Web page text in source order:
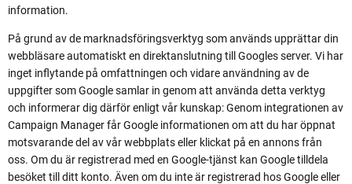
information.
På grund av de marknadsföringsverktyg som används upprättar din
webbläsare automatiskt en direktanslutning till Googles server. Vi har
inget inflytande på omfattningen och vidare användning av de
uppgifter som Google samlar in genom att använda detta verktyg
och informerar dig därför enligt vår kunskap: Genom integrationen av
Campaign Manager får Google informationen om att du har öppnat
motsvarande del av vår webbplats eller klickat på en annons från
oss. Om du är registrerad med en Google-tjänst kan Google tilldela
besöket till ditt konto. Även om du inte är registrerad hos Google eller